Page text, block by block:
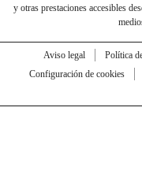
y otras prestaciones accesibles
Aviso legal Política
Configuración de cookies